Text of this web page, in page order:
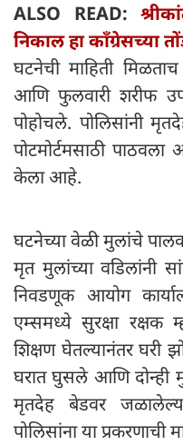
ALSO READ:
निकाल हा काँग्रेसच्या
घटनेची माहिती
आणि फुलवारी शरीफ
पोहोचले. पोलिसांनी
पोटमोर्टमसाठी
केला आहे.
घटनेच्या वेळी मुलांचे
मृत मुलांच्या वडिलांनी
निवडणूक आयोग
एम्समध्ये सुरक्षा
शिक्षण घेतल्यानंतर घरी
घरात घुसले आणि दोन्ही
मृतदेह बेडवर
पोलिसांना या प्रकरणाची